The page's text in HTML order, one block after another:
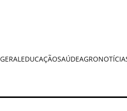
GERALEDUCAÇÃOSAÚDE